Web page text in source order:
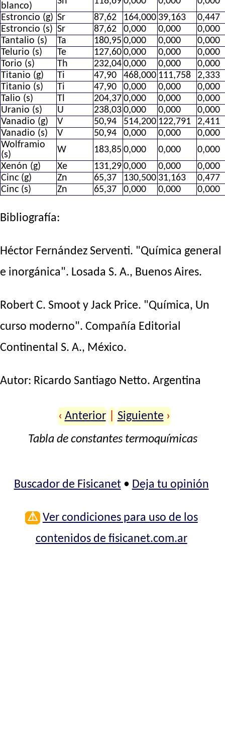
blanco)
Estroncio (g) Sr 87,62 164,000 39,163
0,447
Estroncio (s) Sr 87,62 0,000 0,000
0,000
Tantalio (s)
Ta 180,95 0,000 0,000
0,000
Telurio (s)
Te 127,60 0,000 0,000
0,000
Torio (s)
Th 232,04 0,000 0,000
0,000
Titanio (g)
Ti 47,90 468,000 111,758
2,333
Titanio (s)
Ti 47,90 0,000 0,000
0,000
Talio (s)
Tl 204,37 0,000 0,000
0,000
Uranio (s)
U 238,03 0,000 0,000
0,000
Vanadio (g)
V 50,94 514,200 122,791
2,411
Vanadio (s)
V 50,94 0,000 0,000
0,000
Wolframio
(s)
W 183,85 0,000 0,000
0,000
Xenón (g)
Xe 131,29 0,000 0,000
0,000
Cinc (g)
Zn 65,37 130,500 31,163
0,477
Cinc (s)
Zn 65,37 0,000 0,000 0,000
Bibliografía:
Héctor Fernández Serventi. "Química general
e inorgánica". Losada S. A., Buenos Aires.
Robert C. Smoot y Jack Price. "Química, Un
curso moderno". Compañía Editorial
Continental S. A., México.
Autor: Ricardo Santiago Netto. Argentina
‹ Anterior Siguiente ›
Tabla de constantes termoquímicas
Buscador de Fisicanet• Deja tu opinión
⚠ Ver condiciones para uso de los
contenidos de fisicanet.com.ar